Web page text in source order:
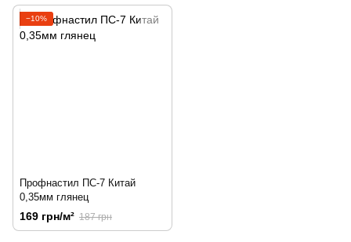
−10%
Профнастил ПС-7 Китай
0,35мм глянец
169 грн/м² 187 грн